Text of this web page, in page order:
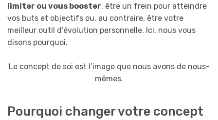
limiter ou vous booster, être un frein pour atteindre
vos buts et objectifs ou, au contraire, être votre
meilleur outil d’évolution personnelle. Ici, nous vous
disons pourquoi.
Le concept de soi est l’image que nous avons de nous-
mêmes.
Pourquoi changer votre concept